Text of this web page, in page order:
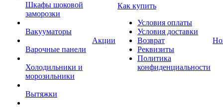
Шкафы шоковой
заморозки
Вакууматоры
Варочные панели
Холодильники и
морозильники
Вытяжки
Акции
Как купить
Условия оплаты
Условия доставки
Возврат
Реквизиты
Политика
конфиденциальности